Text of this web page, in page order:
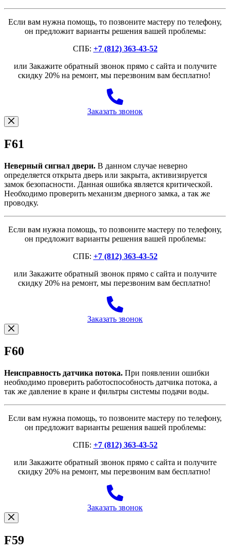
Если вам нужна помощь, то позвоните мастеру по телефону,
он предложит варианты решения вашей проблемы:
СПБ: +7 (812) 363-43-52
или Закажите обратный звонок прямо с сайта и получите
скидку 20% на ремонт, мы перезвоним вам бесплатно!
Заказать звонок
F61
Неверный сигнал двери. В данном случае неверно
определяется открыта дверь или закрыта, активизируется
замок безопасности. Данная ошибка является критической.
Необходимо проверить механизм дверного замка, а так же
проводку.
Если вам нужна помощь, то позвоните мастеру по телефону,
он предложит варианты решения вашей проблемы:
СПБ: +7 (812) 363-43-52
или Закажите обратный звонок прямо с сайта и получите
скидку 20% на ремонт, мы перезвоним вам бесплатно!
Заказать звонок
F60
Неисправность датчика потока. При появлении ошибки
необходимо проверить работоспособность датчика потока, а
так же давление в кране и фильтры системы подачи воды.
Если вам нужна помощь, то позвоните мастеру по телефону,
он предложит варианты решения вашей проблемы:
СПБ: +7 (812) 363-43-52
или Закажите обратный звонок прямо с сайта и получите
скидку 20% на ремонт, мы перезвоним вам бесплатно!
Заказать звонок
F59